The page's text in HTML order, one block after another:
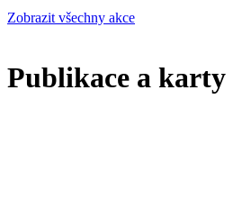
Zobrazit všechny akce
Publikace a karty